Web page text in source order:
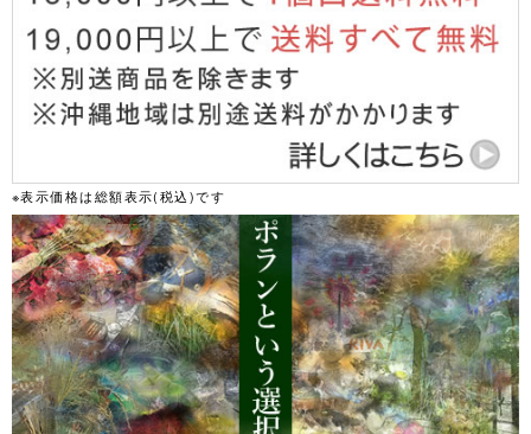
※表示価格は総額表示(税込)です